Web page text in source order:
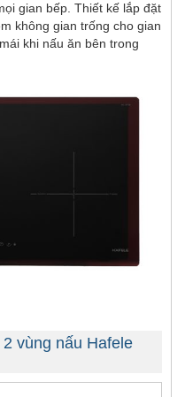
gian bếp. Thiết kế lắp đặt
không gian trống cho gian
khi nấu ăn bên trong
vùng nấu Hafele